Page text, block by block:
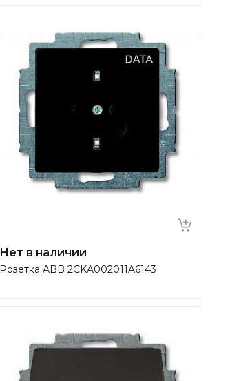
Нет в наличии
Розетка ABB 2CKA002011A6143